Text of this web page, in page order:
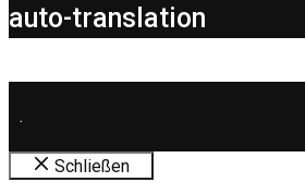
auto-translation
.
Schließen